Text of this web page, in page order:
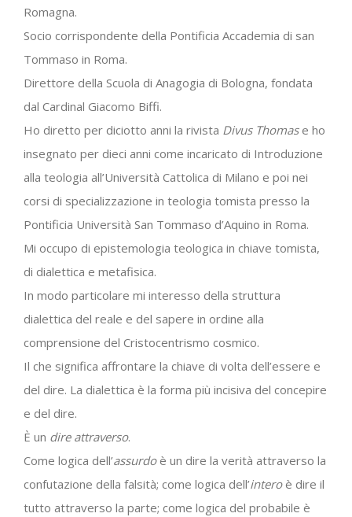
Romagna.
Socio corrispondente della Pontificia Accademia di san
Tommaso in Roma.
Direttore della Scuola di Anagogia di Bologna, fondata
dal Cardinal Giacomo Biffi.
Ho diretto per diciotto anni la rivista Divus Thomase ho
insegnato per dieci anni come incaricato di Introduzione
alla teologia all’Università Cattolica di Milano e poi nei
corsi di specializzazione in teologia tomista presso la
Pontificia Università San Tommaso d’Aquino in Roma.
Mi occupo di epistemologia teologica in chiave tomista,
di dialettica e metafisica.
In modo particolare mi interesso della struttura
dialettica del reale e del sapere in ordine alla
comprensione del Cristocentrismo cosmico.
Il che significa affrontare la chiave di volta dell’essere e
del dire. La dialettica è la forma più incisiva del concepire
e del dire.
È un dire attraverso.
Come logica dell’assurdoè un dire la verità attraverso la
confutazione della falsità; come logica dell’interoè dire il
tutto attraverso la parte; come logica del probabile è